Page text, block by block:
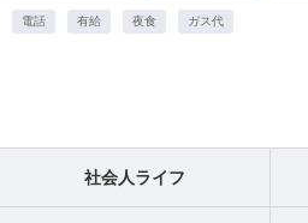
電話 有給 夜食 ガス代
社会人ライフ